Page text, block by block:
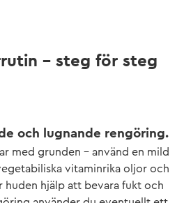
- steg för steg
och lugnande rengöring.
med grunden – använd en mild
vitaminrika oljor och
huden hjälp att bevara fukt och